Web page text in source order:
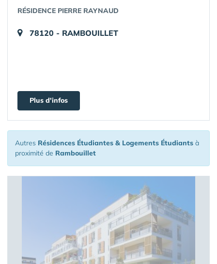
RÉSIDENCE PIERRE RAYNAUD
78120 - RAMBOUILLET
Plus d'infos
Autres Résidences Étudiantes & Logements Étudiants à
proximité de Rambouillet